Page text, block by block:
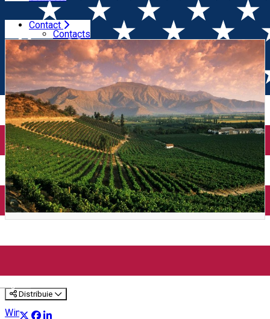
Contact
Contacts
Home Wine Tasting Super Chile + Tapas (Timișoara)
Super Chile + Tapas
Distribuie
Wine Tasting